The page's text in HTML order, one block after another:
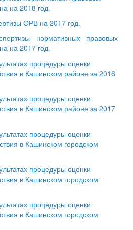
на 2018 год.
ОРВ на 2017 год.
нормативных правовых
на 2017 год.
процедуры оценки
в Кашинском районе за 2016
процедуры оценки
в Кашинском районе за 2017
процедуры оценки
в Кашинском городском
процедуры оценки
в Кашинском городском
процедуры оценки
в Кашинском городском